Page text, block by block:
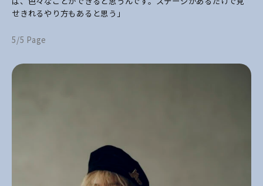
せきれるやり方もあると思う」
5/5 Page